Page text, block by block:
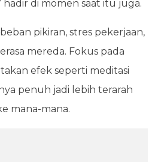
hadir di momen saat itu juga.
pikiran, stres pekerjaan,
mereda. Fokus pada
efek seperti meditasi
penuh jadi lebih terarah
mana-mana.